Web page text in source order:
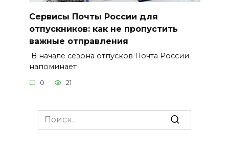
Сервисы Почты России для
отпускников: как не пропустить
важные отправления
В начале сезона отпусков Почта России
напоминает
0 21
Search
for: